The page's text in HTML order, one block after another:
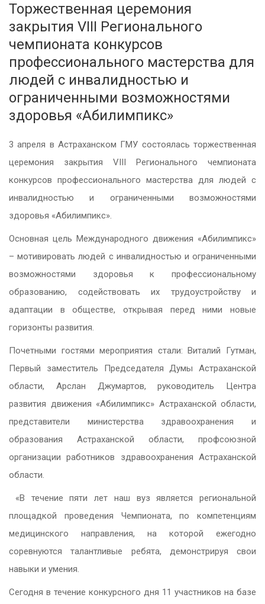
Торжественная церемония
закрытия VIII Регионального
чемпионата конкурсов
профессионального мастерства для
людей с инвалидностью и
ограниченными возможностями
здоровья «Абилимпикс»
3 апреля в Астраханском ГМУ состоялась торжественная
церемония закрытия VIII Регионального чемпионата
конкурсов профессионального мастерства для людей с
инвалидностью и ограниченными возможностями
здоровья «Абилимпикс».
Основная цель Международного движения «Абилимпикс»
– мотивировать людей c инвалидностью и ограниченными
возможностями здоровья к профессиональному
образованию, содействовать их трудоустройству и
адаптации в обществе, открывая перед ними новые
горизонты развития.
Почетными гостями мероприятия стали: Виталий Гутман,
Первый заместитель Председателя Думы Астраханской
области, Арслан Джумартов, руководитель Центра
развития движения «Абилимпикс» Астраханской области,
представители министерства здравоохранения и
образования Астраханской области, профсоюзной
организации работников здравоохранения Астраханской
области.
«В течение пяти лет наш вуз является региональной
площадкой проведения Чемпионата, по компетенциям
медицинского направления, на которой ежегодно
соревнуются талантливые ребята, демонстрируя свои
навыки и умения.
Сегодня в течение конкурсного дня 11 участников на базе